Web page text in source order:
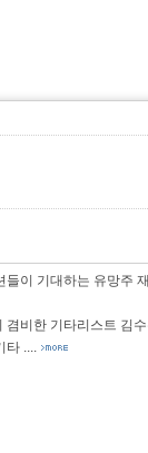
들이 기대하는 유망주
비한 기타리스트 김
타 ....